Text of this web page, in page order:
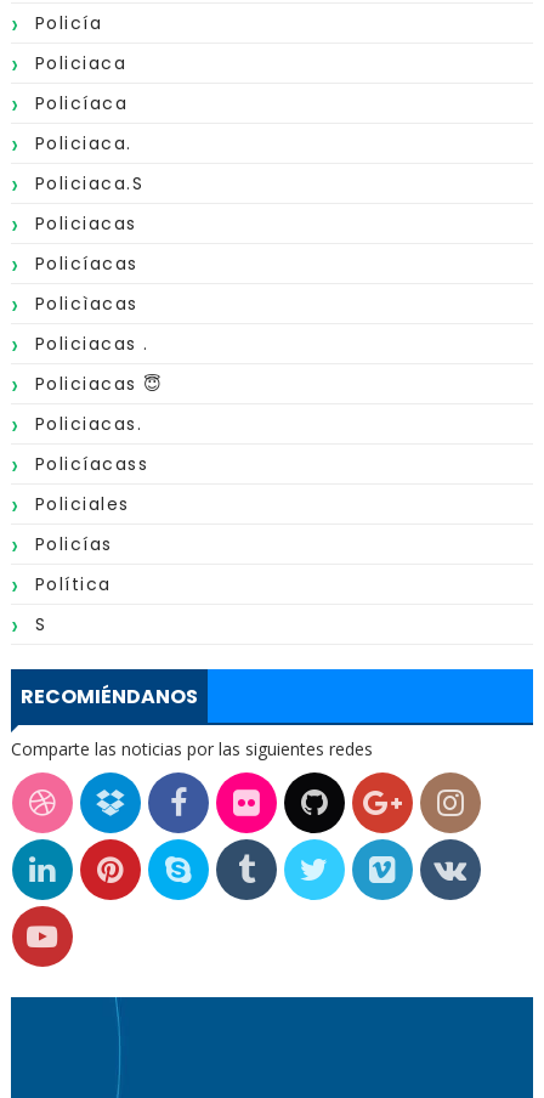
Policía
Policiaca
Policíaca
Policiaca.
Policiaca.s
Policiacas
Policíacas
Policìacas
Policiacas .
Policiacas 😇
Policiacas.
Policíacass
Policiales
Policías
Política
S
RECOMIÉNDANOS
Comparte las noticias por las siguientes redes